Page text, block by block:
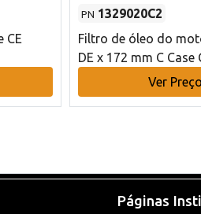
CE
PN 1329020C2
Filtro de óleo do
DE x 172 mm C Case
Ver Preço
Páginas